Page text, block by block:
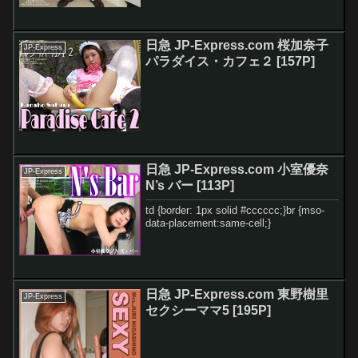
JP-Express
日急 JP-Express.com 桜加奈子
パラダイス・カフェ２ [157P]
JP-Express
日急 JP-Express.com 小室優奈
N’s バー [113P]
td {border: 1px solid #cccccc;}br {mso-
data-placement:same-cell;}
JP-Express
日急 JP-Express.com 東野樹里
セクシーママ5 [195P]